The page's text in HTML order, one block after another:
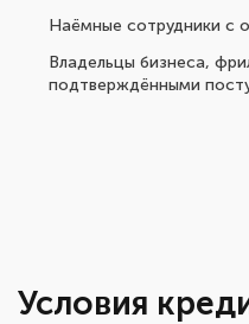
Наёмные сотрудники с
Владельцы бизнеса,
подтверждёнными
Условия